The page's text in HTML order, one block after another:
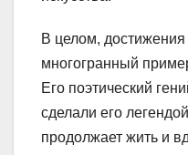
В целом,
многогранный
Его поэтический
сделали его
продолжает жить и